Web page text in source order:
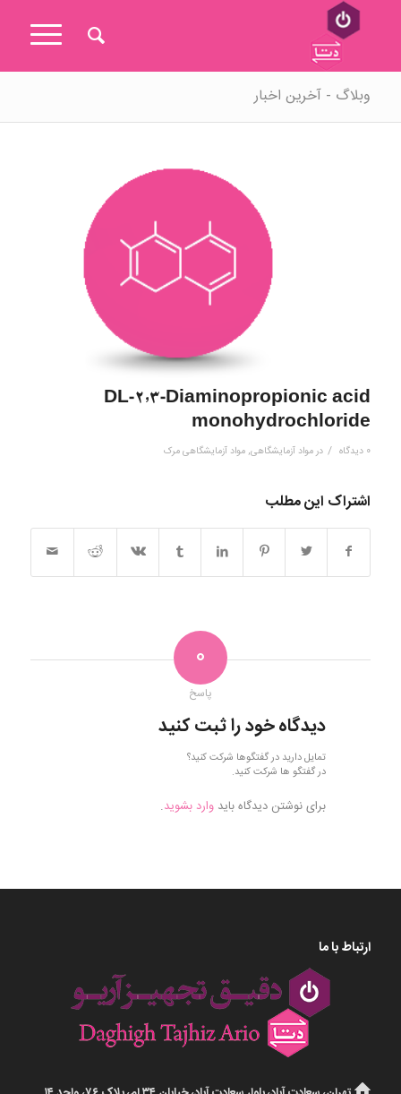
وبلاگ - آخرین اخبار
DL-2,3-Diaminopropionic acid
monohydrochloride
0 دیدگاه / در مواد آزمایشگاهی,مواد آزمایشگاهی مرک
اشتراک این مطلب
0
پاسخ
دیدگاه خود را ثبت کنید
تمایل دارید در گفتگوها شرکت کنید؟
در گفتگو ها شرکت کنید.
برای نوشتن دیدگاه باید وارد بشوید.
ارتباط با ما